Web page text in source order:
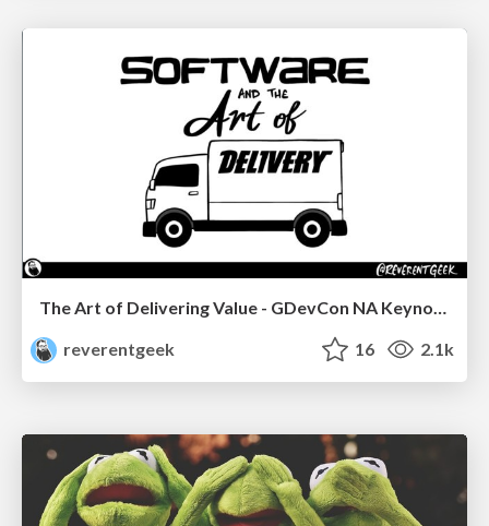
The Art of Delivering Value - GDevCon NA Keynote
reverentgeek
16 2.1k